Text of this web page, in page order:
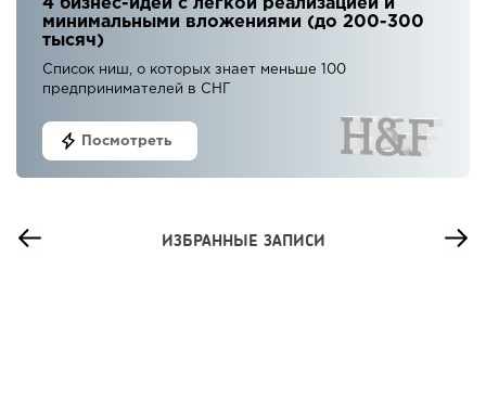
4 бизнес-идеи с легкой реализацией и
минимальными вложениями (до 200-300
тысяч)
Список ниш, о которых знает меньше 100
предпринимателей в СНГ
Посмотреть
ИЗБРАННЫЕ ЗАПИСИ